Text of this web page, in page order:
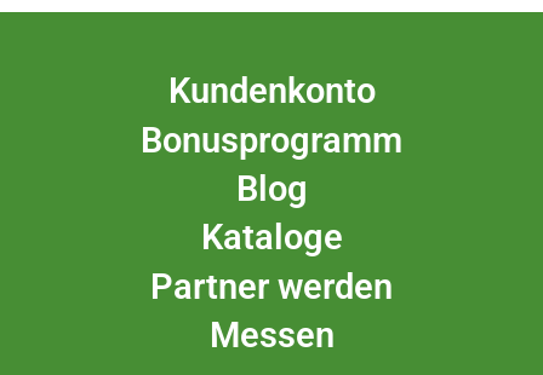
Kundenkonto
Bonusprogramm
Blog
Kataloge
Partner werden
Messen